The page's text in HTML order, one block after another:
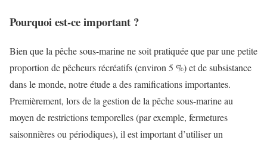
Pourquoi est-ce important ?
Bien que la pêche sous-marine ne soit pratiquée que par une petite
proportion de pêcheurs récréatifs (environ 5 %) et de subsistance
dans le monde, notre étude a des ramifications importantes.
Premièrement, lors de la gestion de la pêche sous-marine au
moyen de restrictions temporelles (par exemple, fermetures
saisonnières ou périodiques), il est important d’utiliser un